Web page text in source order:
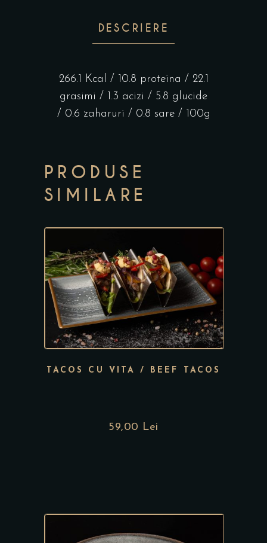
DESCRIERE
266.1 Kcal / 10.8 proteina / 22.1
grasimi / 1.3 acizi / 5.8 glucide
/ 0.6 zaharuri / 0.8 sare / 100g
PRODUSE
SIMILARE
TACOS CU VITA / BEEF TACOS
59,00 Lei